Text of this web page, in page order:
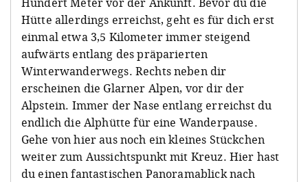
Hütte allerdings erreichst, geht es für dich erst
einmal etwa 3,5 Kilometer immer steigend
aufwärts entlang des präparierten
Winterwanderwegs. Rechts neben dir
erscheinen die Glarner Alpen, vor dir der
Alpstein. Immer der Nase entlang erreichst du
endlich die Alphütte für eine Wanderpause.
Gehe von hier aus noch ein kleines Stückchen
weiter zum Aussichtspunkt mit Kreuz. Hier hast
du einen fantastischen Panoramablick nach